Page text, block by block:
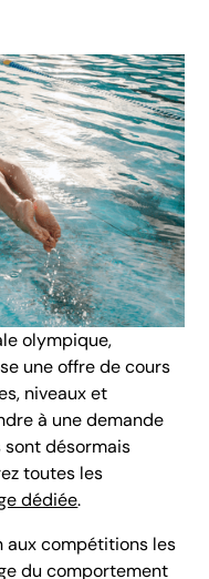
olympique,
une offre de cours
niveaux et
à une demande
désormais
toutes les
dédiée.
aux compétitions les
du comportement